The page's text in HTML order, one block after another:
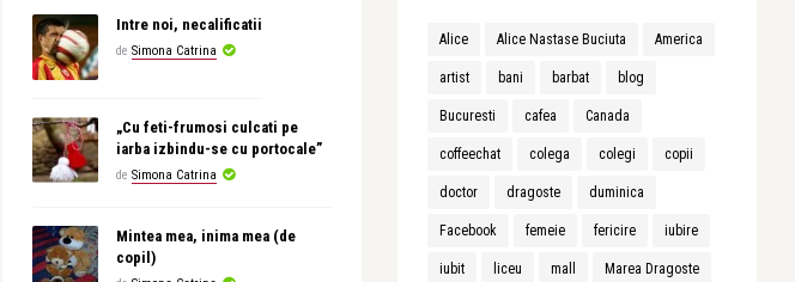
Intre noi, necalificatii
de Simona Catrina
„Cu feti-frumosi culcati pe
iarba izbindu-se cu portocale”
de Simona Catrina
Mintea mea, inima mea (de
copil)
Alice Alice Nastase Buciuta America
artist bani barbat blog
Bucuresti cafea Canada
coffeechat colega colegi copii
doctor dragoste duminica
Facebook femeie fericire iubire
iubit liceu mall Marea Dragoste